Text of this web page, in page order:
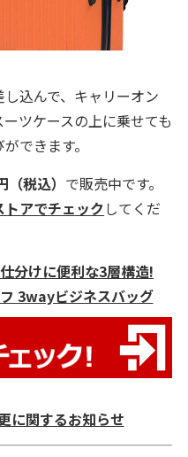
込んで、キャリーオン
ツケースの上に乗せても
できます。
（税込） で販売中です。
トアでチェックしてくだ
分けに便利な3層構造!
3wayビジネスバッグ
に関するお知らせ